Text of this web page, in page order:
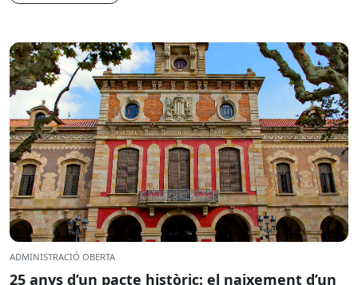
ADMINISTRACIÓ OBERTA
25 anys d’un pacte històric: el naixement d’un